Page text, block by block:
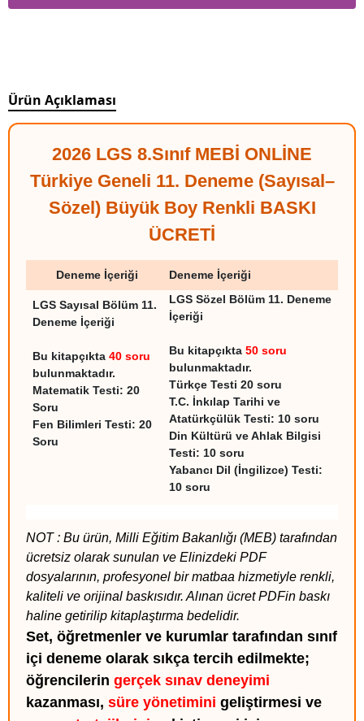
Ürün Açıklaması
2026 LGS 8.Sınıf MEBİ ONLİNE
Türkiye Geneli 11. Deneme (Sayısal–
Sözel) Büyük Boy Renkli BASKI
ÜCRETİ
Deneme İçeriği Deneme İçeriği
LGS Sayısal Bölüm 11.
Deneme İçeriği
Bu kitapçıkta 40 soru
bulunmaktadır.
Matematik Testi: 20
Soru
Fen Bilimleri Testi: 20
Soru
LGS Sözel Bölüm 11. Deneme
İçeriği
Bu kitapçıkta 50 soru
bulunmaktadır.
Türkçe Testi 20 soru
T.C. İnkılap Tarihi ve
Atatürkçülük Testi: 10 soru
Din Kültürü ve Ahlak Bilgisi
Testi: 10 soru
Yabancı Dil (İngilizce) Testi:
10 soru
NOT : Bu ürün, Milli Eğitim Bakanlığı (MEB) tarafından
ücretsiz olarak sunulan ve Elinizdeki PDF
dosyalarının, profesyonel bir matbaa hizmetiyle renkli,
kaliteli ve orijinal baskısıdır. Alınan ücret PDFin baskı
haline getirilip kitaplaştırma bedelidir.
Set, öğretmenler ve kurumlar tarafından sınıf
içi deneme olarak sıkça tercih edilmekte;
öğrencilerin gerçek sınav deneyimi
kazanması, süre yönetimini geliştirmesi ve